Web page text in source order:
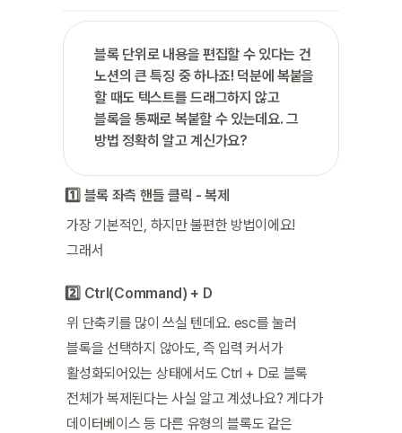
블록 단위로 내용을 편집할 수 있다는 건
노션의 큰 특징 중 하나죠! 덕분에 복붙을
할 때도 텍스트를 드래그하지 않고
블록을 통째로 복붙할 수 있는데요. 그
방법 정확히 알고 계신가요?
1️⃣ 블록 좌측 핸들 클릭 - 복제
가장 기본적인, 하지만 불편한 방법이에요!
그래서
2️⃣ Ctrl(Command) + D
위 단축키를 많이 쓰실 텐데요. esc를 눌러
블록을 선택하지 않아도, 즉 입력 커서가
활성화되어있는 상태에서도 Ctrl + D로 블록
전체가 복제된다는 사실 알고 계셨나요? 게다가
데이터베이스 등 다른 유형의 블록도 같은